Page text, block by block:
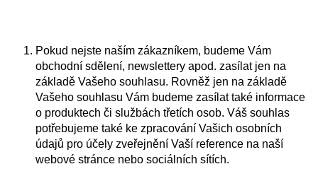
Pokud nejste naším zákazníkem, budeme Vám
obchodní sdělení, newslettery apod. zasílat jen na
základě Vašeho souhlasu. Rovněž jen na základě
Vašeho souhlasu Vám budeme zasílat také informace
o produktech či službách třetích osob. Váš souhlas
potřebujeme také ke zpracování Vašich osobních
údajů pro účely zveřejnění Vaší reference na naší
webové stránce nebo sociálních sítích.